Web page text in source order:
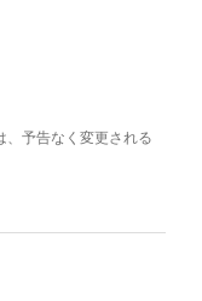
予告なく変更される